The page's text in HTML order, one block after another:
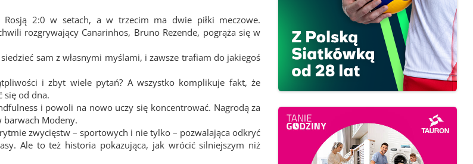
2:0 w setach, a w trzecim ma dwie piłki meczowe.
rozgrywający Canarinhos, Bruno Rezende, pogrąża się w
sam z własnymi myślami, i zawsze trafiam do jakiegoś
i zbyt wiele pytań? A wszystko komplikuje fakt, że
się od dna.
i powoli na nowo uczy się koncentrować. Nagrodą za
Modeny.
zwycięstw – sportowych i nie tylko – pozwalająca odkryć
Ale to też historia pokazująca, jak wrócić silniejszym niż